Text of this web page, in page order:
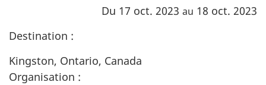
Du 17 oct. 2023 au 18 oct. 2023
Destination :
Kingston, Ontario, Canada
Organisation :